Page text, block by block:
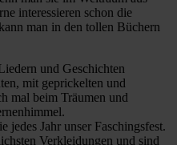
interessieren schon die
man in den tollen Büchern
und Geschichten
mit geprickelten und
mal beim Träumen und
jedes Jahr unser Faschingsfest.
Verkleidungen und sind